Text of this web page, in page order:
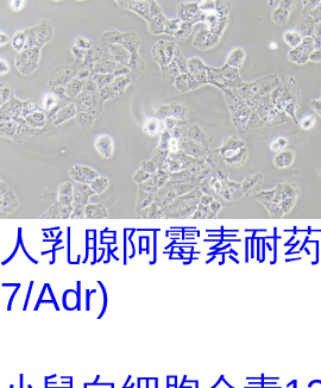
人乳腺阿霉素耐
7/Adr)